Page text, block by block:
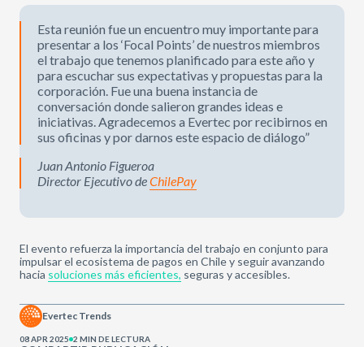
Esta reunión fue un encuentro muy importante para
presentar a los ‘Focal Points’ de nuestros miembros
el trabajo que tenemos planificado para este año y
para escuchar sus expectativas y propuestas para la
corporación. Fue una buena instancia de
conversación donde salieron grandes ideas e
iniciativas. Agradecemos a Evertec por recibirnos en
sus oficinas y por darnos este espacio de diálogo”
Juan Antonio Figueroa
Director Ejecutivo deChilePay
El evento refuerza la importancia del trabajo en conjunto para
impulsar el ecosistema de pagos en Chile y seguir avanzando
hacia soluciones más eficientes, seguras y accesibles.
Evertec Trends
08 APR 2025 2 MIN DE LECTURA